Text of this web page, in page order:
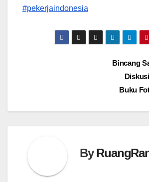
#pekerjaindonesia
Bincang
Buku
By